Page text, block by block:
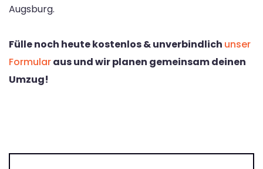
Augsburg.
Fülle noch heute kostenlos & unverbindlich unser
Formularaus und wir planen gemeinsam deinen
Umzug!